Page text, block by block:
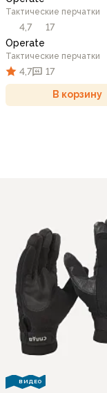
Тактические перчатки
4,7
17
Operate
Тактические перчатки
4,7 17
В корзину
ВИДЕО